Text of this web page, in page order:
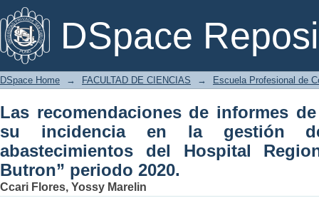
DSpace
Las recomendaciones de
gestión de la unidad de
Butron” periodo 2020.
DSpace Home → FACULTAD DE CIENCIAS → Escuela Profesional de
Las recomendaciones de informes
su incidencia en la gestión
abastecimientos del Hospital
Butron” periodo 2020.
Ccari Flores, Yossy Marelin